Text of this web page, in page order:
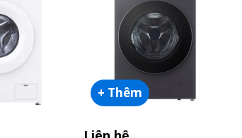
+ Thêm